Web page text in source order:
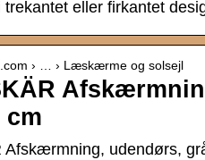
trekantet eller firkantet
› … › Læskærme og solsejl
cm
Afskærmning, udendørs,